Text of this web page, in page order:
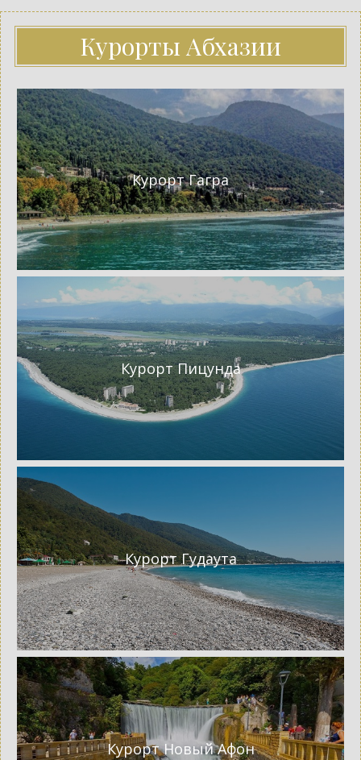
Курорты Абхазии
Курорт Гагра
Курорт Пицунда
Курорт Гудаута
Курорт Новый Афон